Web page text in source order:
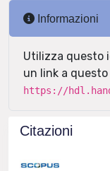
Informazioni
Utilizza questo
un link a
https://
Citazioni